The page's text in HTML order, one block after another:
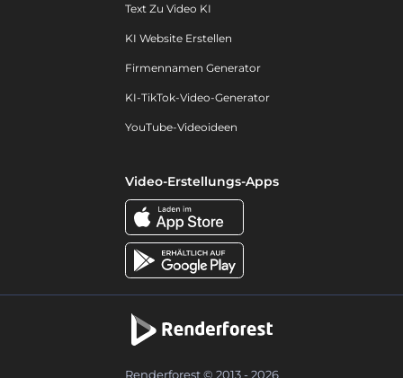
Text Zu Video KI
KI Website Erstellen
Firmennamen Generator
KI-TikTok-Video-Generator
YouTube-Videoideen
Video-Erstellungs-Apps
Renderforest © 2013 - 2026